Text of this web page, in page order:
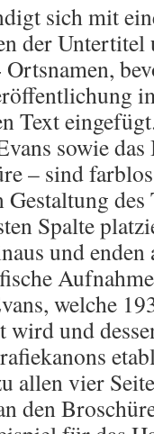
sich mit
der Untertitel
Text
sowie
– sind
des
Spalte
und
welche
wird und
allen vier
den